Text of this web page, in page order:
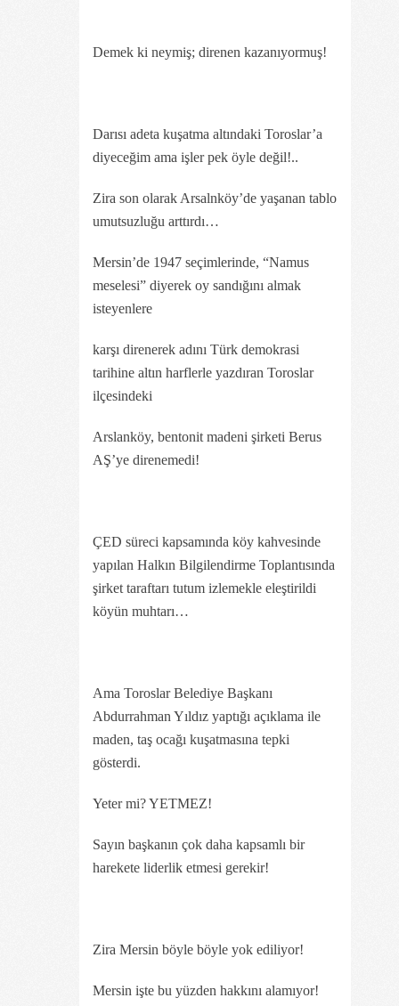
Demek ki neymiş; direnen kazanıyormuş!
Darısı adeta kuşatma altındaki Toroslar’a
diyeceğim ama işler pek öyle değil!..
Zira son olarak Arsalnköy’de yaşanan tablo
umutsuzluğu arttırdı…
Mersin’de 1947 seçimlerinde, “Namus
meselesi” diyerek oy sandığını almak
isteyenlere
karşı direnerek adını Türk demokrasi
tarihine altın harflerle yazdıran Toroslar
ilçesindeki
Arslanköy, bentonit madeni şirketi Berus
AŞ’ye direnemedi!
ÇED süreci kapsamında köy kahvesinde
yapılan Halkın Bilgilendirme Toplantısında
şirket taraftarı tutum izlemekle eleştirildi
köyün muhtarı…
Ama Toroslar Belediye Başkanı
Abdurrahman Yıldız yaptığı açıklama ile
maden, taş ocağı kuşatmasına tepki
gösterdi.
Yeter mi? YETMEZ!
Sayın başkanın çok daha kapsamlı bir
harekete liderlik etmesi gerekir!
Zira Mersin böyle böyle yok ediliyor!
Mersin işte bu yüzden hakkını alamıyor!